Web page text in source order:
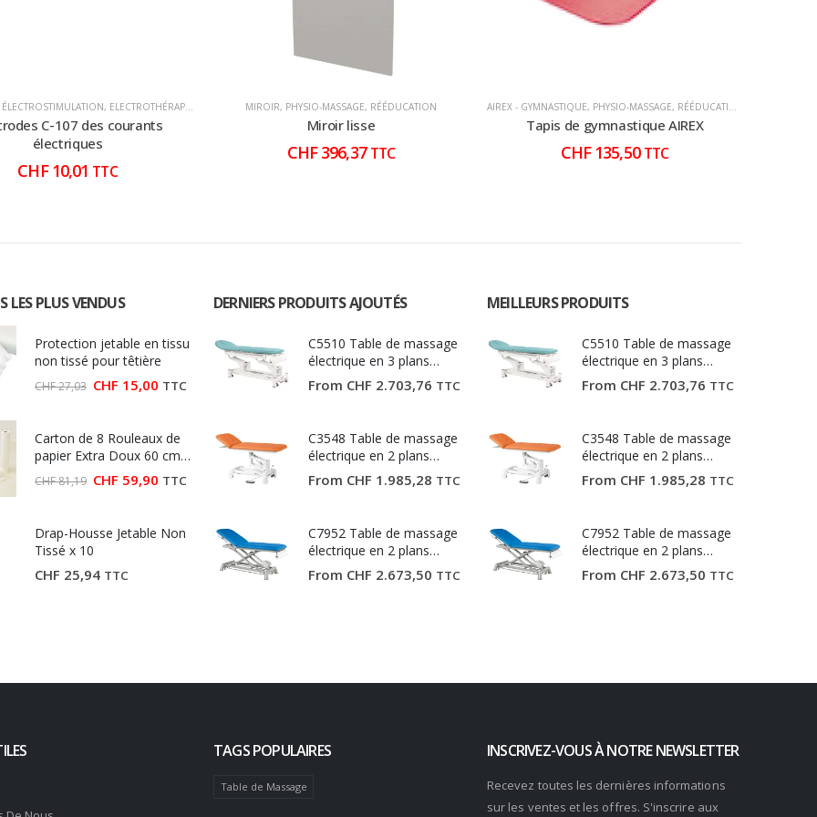
, ELECTROTHÉRAPIE PHYSIO-MASSAGE
C-107 des courants
électriques
CHF10,01 TTC
MIROIR, PHYSIO-MASSAGE, RÉÉDUCATION
Miroir lisse
CHF396,37 TTC
AIREX - GYMNASTIQUE, PHYSIO-MASSAGE, RÉÉDUCATION
Tapis de gymnastique AIREX
CHF135,50 TTC
LES PLUS VENDUS
Protection jetable en tissu
non tissé pour têtière
CHF27,03 Le
CHF 27,03.
CHF 15,00Le
CHF 15,00.
TTC
Carton de 8 Rouleaux de
papier Extra Doux 60 cm
(Largeur 60 cm)
CHF81,19 Le
CHF 81,19.
CHF 59,90Le
CHF 59,90.
TTC
Drap-Housse Jetable Non
Tissé x 10
CHF 25,94 TTC
DERNIERS PRODUITS AJOUTÉS
C5510 Table de massage
électrique en 3 plans
Ecopostural
From CHF 2.703,76 TTC
C3548 Table de massage
électrique en 2 plans
Ecopostural
From CHF 1.985,28 TTC
C7952 Table de massage
électrique en 2 plans
Ecopostural
From CHF 2.673,50 TTC
MEILLEURS PRODUITS
C5510 Table de massage
électrique en 3 plans
Ecopostural
From CHF 2.703,76 TTC
C3548 Table de massage
électrique en 2 plans
Ecopostural
From CHF 1.985,28 TTC
C7952 Table de massage
électrique en 2 plans
Ecopostural
From CHF 2.673,50 TTC
TAGS POPULAIRES
Table de Massage
INSCRIVEZ-VOUS À NOTRE NEWSLETTER
Recevez toutes les dernières informations
sur les ventes et les offres. S'inscrire aux